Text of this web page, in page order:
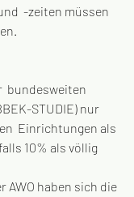
-zeiten müssen
bundesweiten
STUDIE) nur
Einrichtungen als
10% als völlig
AWO haben sich die